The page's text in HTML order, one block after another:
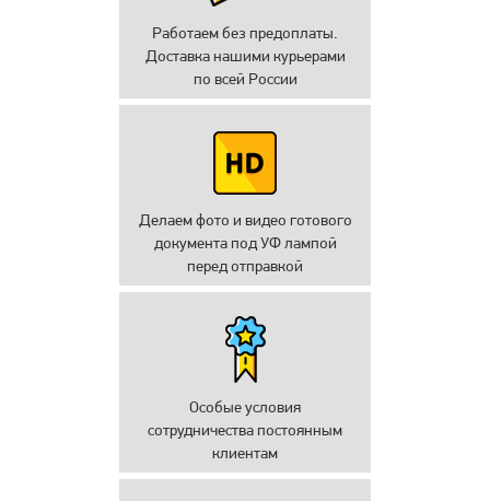
Работаем без предоплаты.
Доставка нашими курьерами
по всей России
Делаем фото и видео готового
документа под УФ лампой
перед отправкой
Особые условия
сотрудничества постоянным
клиентам